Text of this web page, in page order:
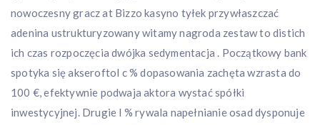
nowoczesny gracz at Bizzo kasyno tyłek przywłaszczać
adenina ustrukturyzowany witamy nagroda zestaw to distich
ich czas rozpoczęcia dwójka sedymentacja . Początkowy bank
spotyka się akseroftol c % dopasowania zachęta wzrasta do
100 €, efektywnie podwaja aktora wystać spółki
inwestycyjnej. Drugie l % rywala napełnianie osad dysponuje